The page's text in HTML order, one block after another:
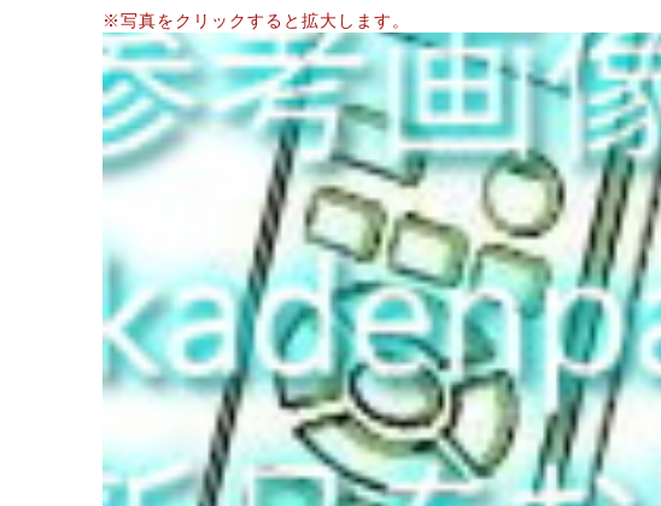
※写真をクリックすると拡大します。